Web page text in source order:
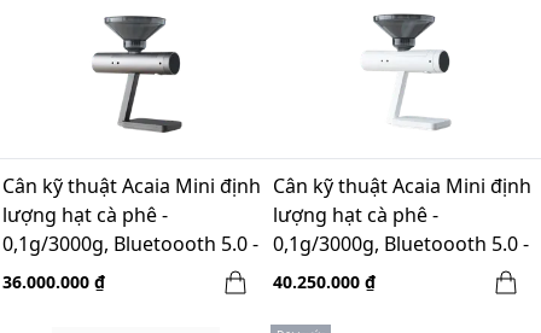
Cân kỹ thuật Acaia Mini định
lượng hạt cà phê -
0,1g/3000g, Bluetoooth 5.0 -
Space Gray
36.000.000 ₫
Cân kỹ thuật Acaia Mini định
lượng hạt cà phê -
0,1g/3000g, Bluetoooth 5.0 -
Màu Trắng
40.250.000 ₫